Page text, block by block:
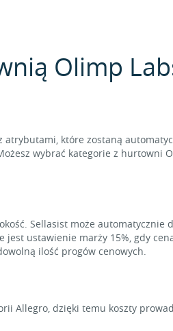
Olimp
które zostaną
wybrać kategorie z hurtowni
Sellasist może automatycznie
ustawienie marży 15%, gdy
ilość progów cenowych.
Allegro, dzięki temu koszty